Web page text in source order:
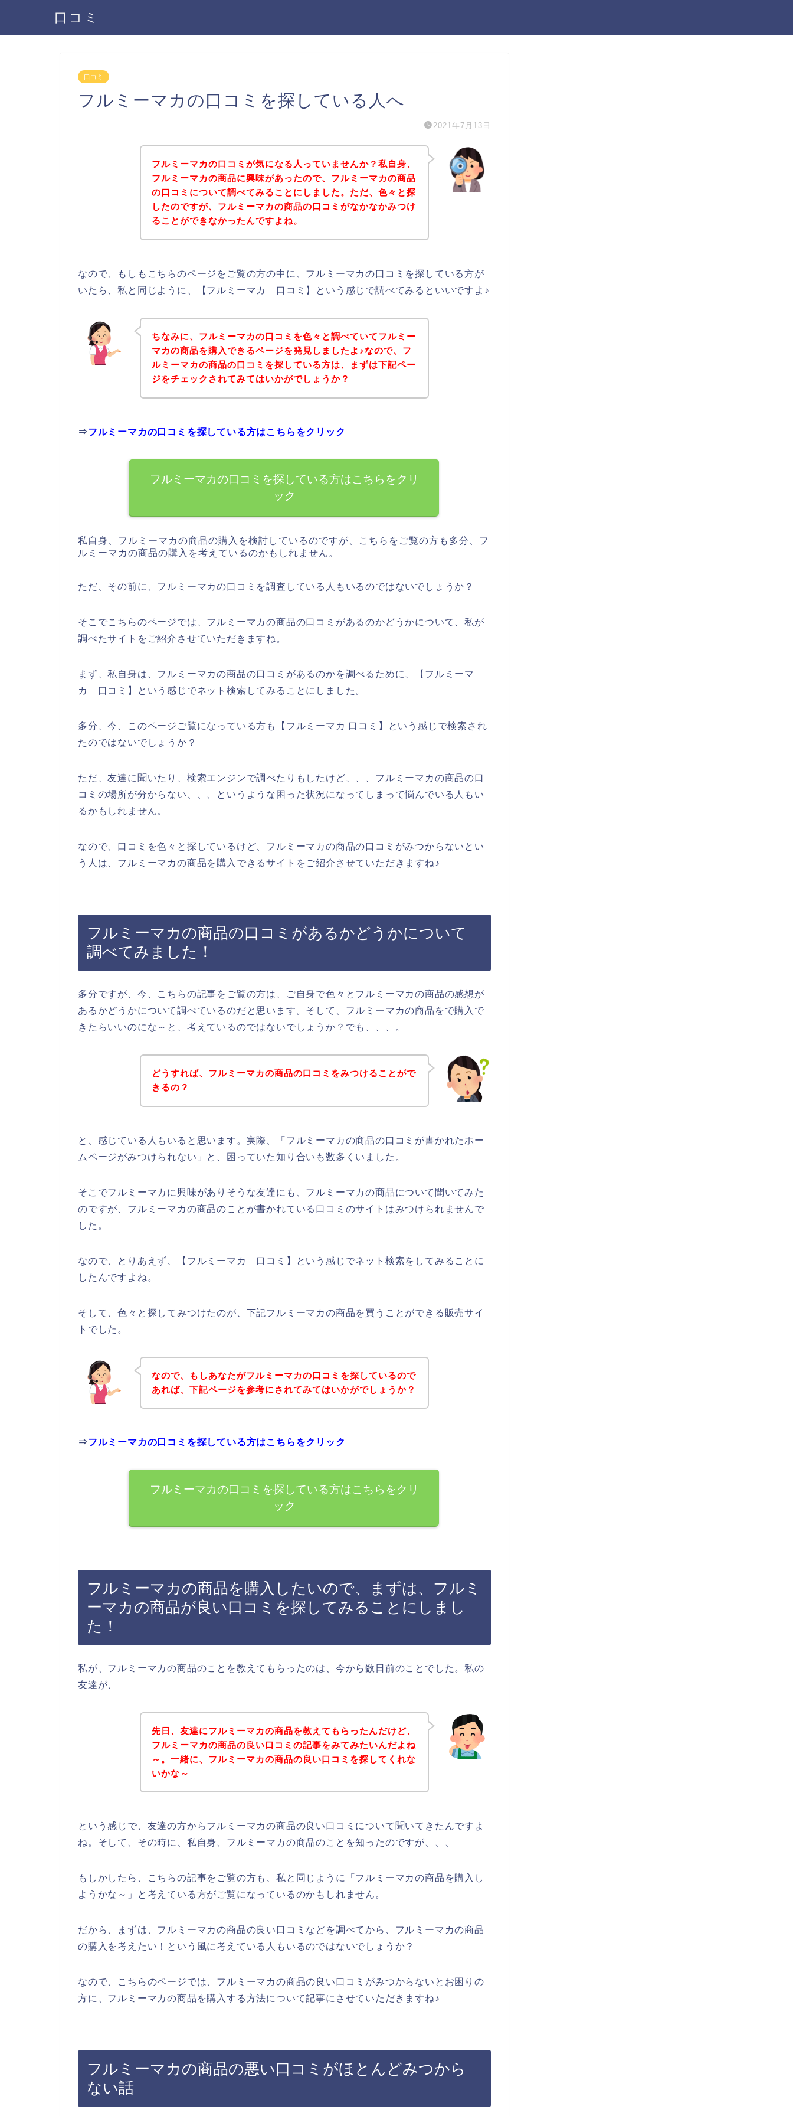
口コミ
口コミ
フルミーマカの口コミを探している人へ
2021年7月13日
フルミーマカの口コミが気になる人っていませんか？私自身、
フルミーマカの商品に興味があったので、フルミーマカの商品
の口コミについて調べてみることにしました。ただ、色々と探
したのですが、フルミーマカの商品の口コミがなかなかみつけ
ることができなかったんですよね。
なので、もしもこちらのページをご覧の方の中に、フルミーマカの口コミを探している方が
いたら、私と同じように、【フルミーマカ 口コミ】という感じで調べてみるといいですよ♪
ちなみに、フルミーマカの口コミを色々と調べていてフルミー
マカの商品を購入できるページを発見しましたよ♪なので、フ
ルミーマカの商品の口コミを探している方は、まずは下記ペー
ジをチェックされてみてはいかがでしょうか？
⇒フルミーマカの口コミを探している方はこちらをクリック
フルミーマカの口コミを探している方はこちらをクリ
ック
私自身、フルミーマカの商品の購入を検討しているのですが、こちらをご覧の方も多分、フ
ルミーマカの商品の購入を考えているのかもしれません。
ただ、その前に、フルミーマカの口コミを調査している人もいるのではないでしょうか？
そこでこちらのページでは、フルミーマカの商品の口コミがあるのかどうかについて、私が
調べたサイトをご紹介させていただきますね。
まず、私自身は、フルミーマカの商品の口コミがあるのかを調べるために、【フルミーマ
カ 口コミ】という感じでネット検索してみることにしました。
多分、今、このページご覧になっている方も【フルミーマカ 口コミ】という感じで検索され
たのではないでしょうか？
ただ、友達に聞いたり、検索エンジンで調べたりもしたけど、、、フルミーマカの商品の口
コミの場所が分からない、、、というような困った状況になってしまって悩んでいる人もい
るかもしれません。
なので、口コミを色々と探しているけど、フルミーマカの商品の口コミがみつからないとい
う人は、フルミーマカの商品を購入できるサイトをご紹介させていただきますね♪
フルミーマカの商品の口コミがあるかどうかについて
調べてみました！
多分ですが、今、こちらの記事をご覧の方は、ご自身で色々とフルミーマカの商品の感想が
あるかどうかについて調べているのだと思います。そして、フルミーマカの商品をで購入で
きたらいいのにな～と、考えているのではないでしょうか？でも、、、。
どうすれば、フルミーマカの商品の口コミをみつけることがで
きるの？
と、感じている人もいると思います。実際、「フルミーマカの商品の口コミが書かれたホー
ムページがみつけられない」と、困っていた知り合いも数多くいました。
そこでフルミーマカに興味がありそうな友達にも、フルミーマカの商品について聞いてみた
のですが、フルミーマカの商品のことが書かれている口コミのサイトはみつけられませんで
した。
なので、とりあえず、【フルミーマカ 口コミ】という感じでネット検索をしてみることに
したんですよね。
そして、色々と探してみつけたのが、下記フルミーマカの商品を買うことができる販売サイ
トでした。
なので、もしあなたがフルミーマカの口コミを探しているので
あれば、下記ページを参考にされてみてはいかがでしょうか？
⇒フルミーマカの口コミを探している方はこちらをクリック
フルミーマカの口コミを探している方はこちらをクリ
ック
フルミーマカの商品を購入したいので、まずは、フルミ
ーマカの商品が良い口コミを探してみることにしまし
た！
私が、フルミーマカの商品のことを教えてもらったのは、今から数日前のことでした。私の
友達が、
先日、友達にフルミーマカの商品を教えてもらったんだけど、
フルミーマカの商品の良い口コミの記事をみてみたいんだよね
～。一緒に、フルミーマカの商品の良い口コミを探してくれな
いかな～
という感じで、友達の方からフルミーマカの商品の良い口コミについて聞いてきたんですよ
ね。そして、その時に、私自身、フルミーマカの商品のことを知ったのですが、、、
もしかしたら、こちらの記事をご覧の方も、私と同じように「フルミーマカの商品を購入し
ようかな～」と考えている方がご覧になっているのかもしれません。
だから、まずは、フルミーマカの商品の良い口コミなどを調べてから、フルミーマカの商品
の購入を考えたい！という風に考えている人もいるのではないでしょうか？
なので、こちらのページでは、フルミーマカの商品の良い口コミがみつからないとお困りの
方に、フルミーマカの商品を購入する方法について記事にさせていただきますね♪
フルミーマカの商品の悪い口コミがほとんどみつから
ない話